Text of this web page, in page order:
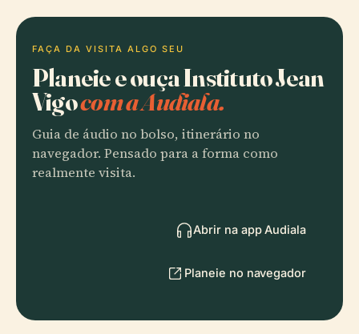
FAÇA DA VISITA ALGO SEU
Planeie e ouça Instituto Jean
Vigocom a Audiala.
Guia de áudio no bolso, itinerário no
navegador. Pensado para a forma como
realmente visita.
Abrir na app Audiala
Planeie no navegador